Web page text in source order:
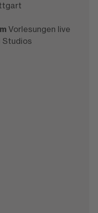
Vorlesungen live
Studios